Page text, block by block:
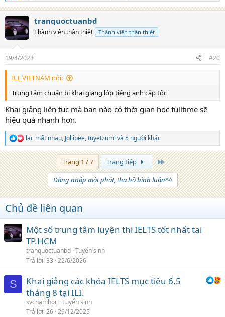
e
c
t
i
s
:
tranquoctuanbd
Thành viên thân thiết Thành viên thân thiết
19/4/2023 #20
ILI_VIETNAM nói:
Trung tâm chuẩn bị khai giảng lớp tiếng anh cấp tốc
Khai giảng liên tục mà bạn nào có thời gian học fulltime sẽ
hiệu quả nhanh hơn.
R
e
a
c
t
i
o
n
s
:
lạc mất nhau, Jollibee,tuyetzumi và 5 người khác
Trang 1 / 7 Trang tiếp Trang cuối
Đăng nhập một phát, tha hồ bình luận^^
Chủ đề liên quan
Một số trung tâm luyện thi IELTS tốt nhất tại
TP.HCM
tranquoctuanbd Tuyển sinh
Trả lời 33 22/6/2026
S
Khai giảng các khóa IELTS mục tiêu 6.5
tháng 8 tại ILI.
svchamhoc Tuyển sinh
Trả lời 26 29/12/2025